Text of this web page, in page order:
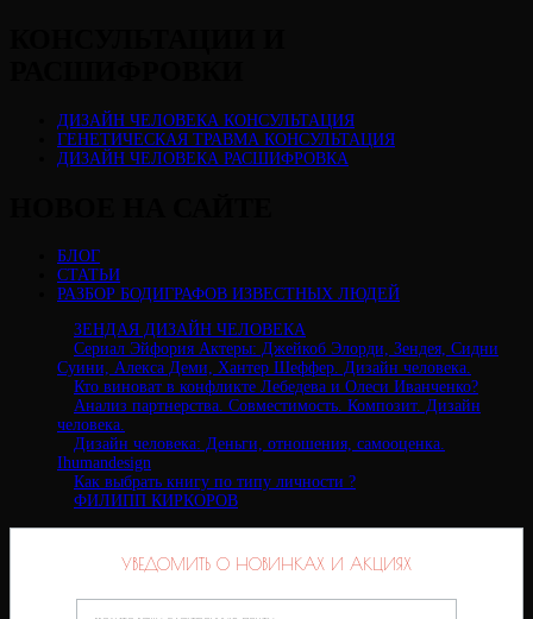
ДИЗАЙН ЧЕЛОВЕКА КОНСУЛЬТАЦИЯ
ГЕНЕТИЧЕСКАЯ ТРАВМА КОНСУЛЬТАЦИЯ
ДИЗАЙН ЧЕЛОВЕКА РАСШИФРОВКА
БЛОГ
СТАТЬИ
РАЗБОР БОДИГРАФОВ ИЗВЕСТНЫХ ЛЮДЕЙ
ЗЕНДАЯ ДИЗАЙН ЧЕЛОВЕКА
Сериал Эйфория Актеры: Джейкоб Элорди, Зендея, Сидни
Суини, Алекса Деми, Хантер Шеффер. Дизайн человека.
Кто виноват в конфликте Лебедева и Олеси Иванченко?
Анализ партнерства. Совместимость. Композит. Дизайн
человека.
Дизайн человека: Деньги, отношения, самооценка.
Ihumandesign
Как выбрать книгу по типу личности ?
ФИЛИПП КИРКОРОВ
УВЕДОМИТЬ О НОВИНКАХ И АКЦИЯХ